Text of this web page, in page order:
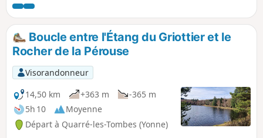
productions de sapins de Noël et ses jolis
points de vues .
Boucle entre l'Étang du Griottier et le
Rocher de la Pérouse
Visorandonneur
14,50 km
+363 m
-365 m
5h 10
Moyenne
Départ à Quarré-les-Tombes (Yonne)